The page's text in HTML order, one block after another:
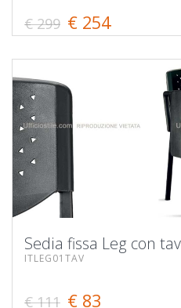
€ 299 € 254
Sedia fissa Leg con
ITLEG01TAV
€ 111 € 83